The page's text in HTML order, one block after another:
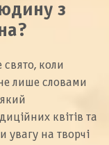
з
коли
лише словами
квітів та
увагу на творчі